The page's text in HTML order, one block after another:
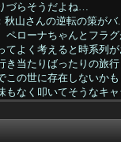
づらそうだよね…
山さんの逆転の策がバ
ペローナちゃんとフラ
てよく考えると時系列
き当たりばったりの旅
この世に存在しないか
もなく叩いてそうなキ
ストの初回なら居酒
犯カメラが公開される